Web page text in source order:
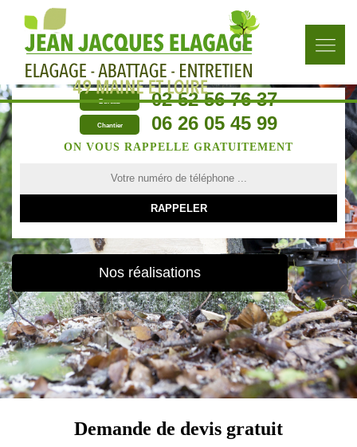
Bureau 02 52 56 76 37
Chantier 06 26 05 45 99
ON VOUS RAPPELLE GRATUITEMENT
Nos réalisations
Demande de devis gratuit